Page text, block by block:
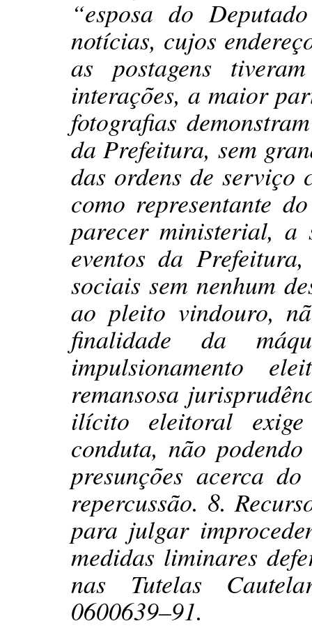
“esposa do
notícias, cujos
as postagens
interações, a maior
fotografias
da Prefeitura, sem
das ordens de serviço
como representante
parecer ministerial, a
eventos da
sociais sem nenhum
ao pleito vindouro,
finalidade da
impulsionamento
remansosa
ilícito eleitoral
conduta, não
presunções acerca
repercussão. 8.
para julgar
medidas liminares
nas Tutelas
0600639–91.